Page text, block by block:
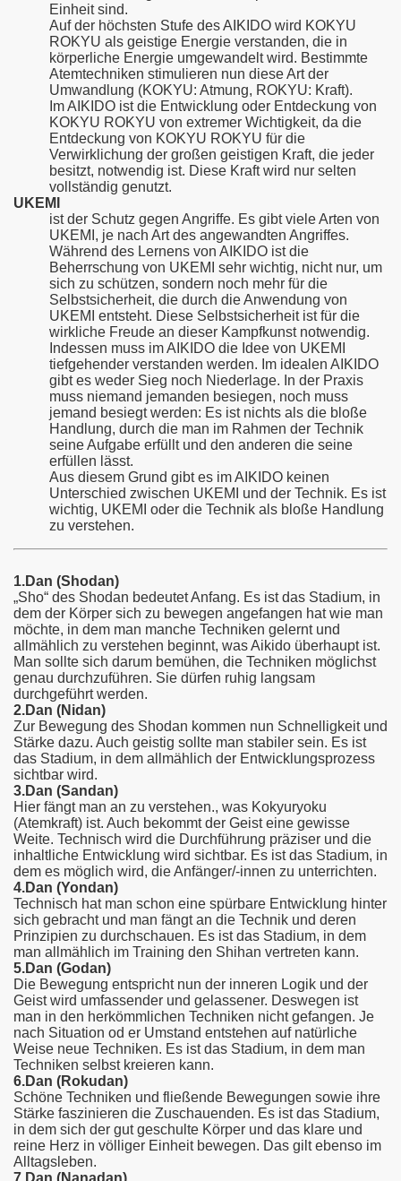
Einheit sind.
Auf der höchsten Stufe des AIKIDO wird KOKYU
ROKYU als geistige Energie verstanden, die in
körperliche Energie umgewandelt wird. Bestimmte
Atemtechniken stimulieren nun diese Art der
Umwandlung (KOKYU: Atmung, ROKYU: Kraft).
Im AIKIDO ist die Entwicklung oder Entdeckung von
KOKYU ROKYU von extremer Wichtigkeit, da die
Entdeckung von KOKYU ROKYU für die
Verwirklichung der großen geistigen Kraft, die jeder
besitzt, notwendig ist. Diese Kraft wird nur selten
vollständig genutzt.
UKEMI
ist der Schutz gegen Angriffe. Es gibt viele Arten von
UKEMI, je nach Art des angewandten Angriffes.
Während des Lernens von AIKIDO ist die
Beherrschung von UKEMI sehr wichtig, nicht nur, um
sich zu schützen, sondern noch mehr für die
Selbstsicherheit, die durch die Anwendung von
UKEMI entsteht. Diese Selbstsicherheit ist für die
wirkliche Freude an dieser Kampfkunst notwendig.
Indessen muss im AIKIDO die Idee von UKEMI
tiefgehender verstanden werden. Im idealen AIKIDO
gibt es weder Sieg noch Niederlage. In der Praxis
muss niemand jemanden besiegen, noch muss
jemand besiegt werden: Es ist nichts als die bloße
Handlung, durch die man im Rahmen der Technik
seine Aufgabe erfüllt und den anderen die seine
erfüllen lässt.
Aus diesem Grund gibt es im AIKIDO keinen
Unterschied zwischen UKEMI und der Technik. Es ist
wichtig, UKEMI oder die Technik als bloße Handlung
zu verstehen.
1.Dan (Shodan)
„Sho“ des Shodan bedeutet Anfang. Es ist das Stadium, in
dem der Körper sich zu bewegen angefangen hat wie man
möchte, in dem man manche Techniken gelernt und
allmählich zu verstehen beginnt, was Aikido überhaupt ist.
Man sollte sich darum bemühen, die Techniken möglichst
genau durchzuführen. Sie dürfen ruhig langsam
durchgeführt werden.
2.Dan (Nidan)
Zur Bewegung des Shodan kommen nun Schnelligkeit und
Stärke dazu. Auch geistig sollte man stabiler sein. Es ist
das Stadium, in dem allmählich der Entwicklungsprozess
sichtbar wird.
3.Dan (Sandan)
Hier fängt man an zu verstehen., was Kokyuryoku
(Atemkraft) ist. Auch bekommt der Geist eine gewisse
Weite. Technisch wird die Durchführung präziser und die
inhaltliche Entwicklung wird sichtbar. Es ist das Stadium, in
dem es möglich wird, die Anfänger/-innen zu unterrichten.
4.Dan (Yondan)
Technisch hat man schon eine spürbare Entwicklung hinter
sich gebracht und man fängt an die Technik und deren
Prinzipien zu durchschauen. Es ist das Stadium, in dem
man allmählich im Training den Shihan vertreten kann.
5.Dan (Godan)
Die Bewegung entspricht nun der inneren Logik und der
Geist wird umfassender und gelassener. Deswegen ist
man in den herkömmlichen Techniken nicht gefangen. Je
nach Situation od er Umstand entstehen auf natürliche
Weise neue Techniken. Es ist das Stadium, in dem man
Techniken selbst kreieren kann.
6.Dan (Rokudan)
Schöne Techniken und fließende Bewegungen sowie ihre
Stärke faszinieren die Zuschauenden. Es ist das Stadium,
in dem sich der gut geschulte Körper und das klare und
reine Herz in völliger Einheit bewegen. Das gilt ebenso im
Alltagsleben.
7.Dan (Nanadan)